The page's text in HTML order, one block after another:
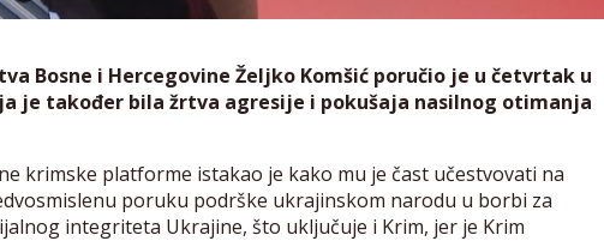
Bosne i Hercegovine Željko Komšić poručio je u četvrtak u
je također bila žrtva agresije i pokušaja nasilnog otimanja
krimske platforme istakao je kako mu je čast učestvovati na
poruku podrške ukrajinskom narodu u borbi za
integriteta Ukrajine, što uključuje i Krim, jer je Krim